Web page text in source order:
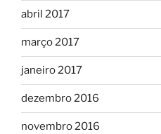
abril 2017
março 2017
janeiro 2017
dezembro 2016
novembro 2016